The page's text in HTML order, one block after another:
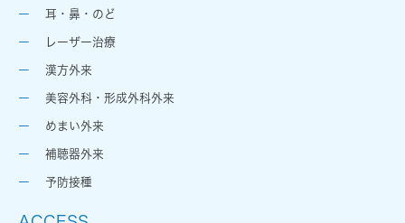
耳・鼻・のど
レーザー治療
漢方外来
美容外科・形成外科外来
めまい外来
補聴器外来
予防接種